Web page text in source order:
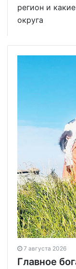
регион и
округа
7 августа 2026
Главное